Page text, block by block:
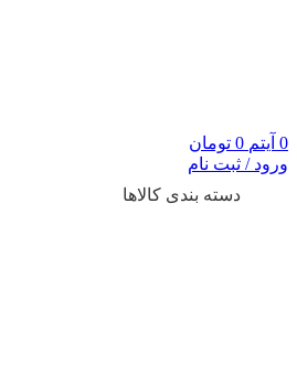
0 آیتم 0 تومان
ورود / ثبت نام
دسته بندی کالاها